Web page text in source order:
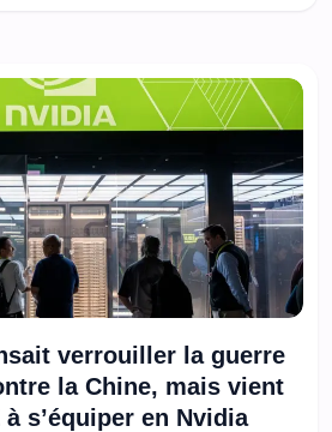
verrouiller la guerre
la Chine, mais vient
s’équiper en Nvidia